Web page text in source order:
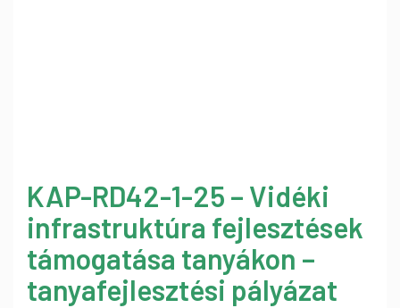
KAP-RD42-1-25 – Vidéki
infrastruktúra fejlesztések
támogatása tanyákon –
tanyafejlesztési pályázat